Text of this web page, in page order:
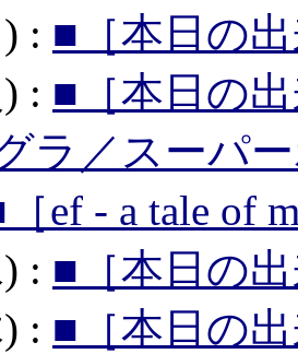
: ■［本日の
: ■［本日の
グラ／スーパ
ef - a tale of
: ■［本日の
: ■［本日の